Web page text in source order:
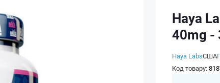
Haya
40mg -
Haya LabsСША
Код товару: